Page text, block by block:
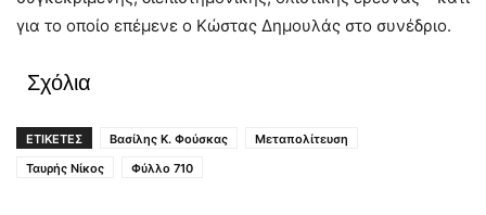
για το οποίο επέμενε ο Κώστας Δημουλάς στο συνέδριο.
Σχόλια
ΕΤΙΚΕΤΕΣ Βασίλης Κ. Φούσκας
Μεταπολίτευση
Ταυρής Νίκος
Φύλλο 710